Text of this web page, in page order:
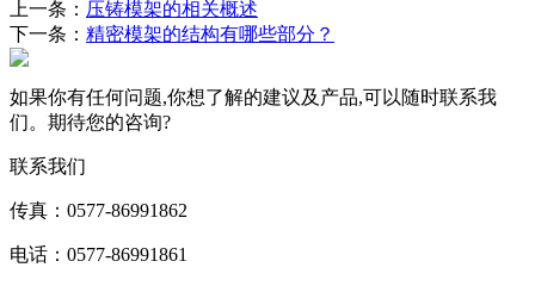
上一条： 压铸模架的相关概述
下一条： 精密模架的结构有哪些部分？
如果你有任何问题,你想了解的建议及产品,可以随时联系我
们。期待您的咨询?
联系我们
传真：0577-86991862
电话：0577-86991861